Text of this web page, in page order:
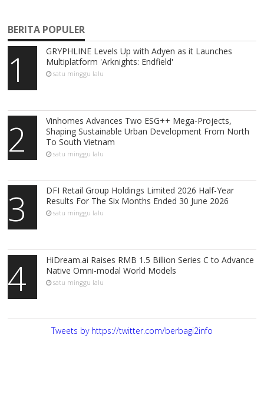
BERITA POPULER
1
GRYPHLINE Levels Up with Adyen as it Launches
Multiplatform 'Arknights: Endfield'
satu minggu lalu
2
Vinhomes Advances Two ESG++ Mega-Projects,
Shaping Sustainable Urban Development From North
To South Vietnam
satu minggu lalu
3
DFI Retail Group Holdings Limited 2026 Half-Year
Results For The Six Months Ended 30 June 2026
satu minggu lalu
4
HiDream.ai Raises RMB 1.5 Billion Series C to Advance
Native Omni-modal World Models
satu minggu lalu
Tweets by https://twitter.com/berbagi2info